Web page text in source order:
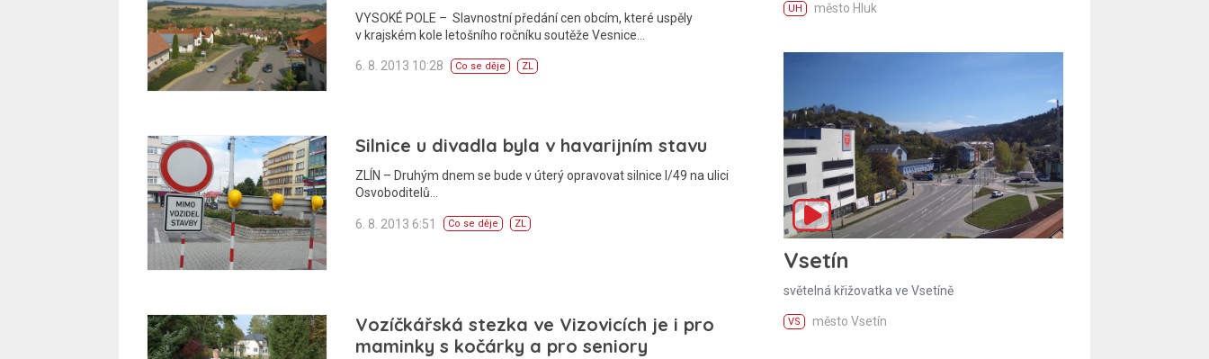
VYSOKÉ POLE – Slavnostní předání cen obcím, které uspěly
v krajském kole letošního ročníku soutěže Vesnice…
6. 8. 2013 10:28 Co se děje ZL
Silnice u divadla byla v havarijním stavu
ZLÍN – Druhým dnem se bude v úterý opravovat silnice I/49 na ulici
Osvoboditelů…
6. 8. 2013 6:51 Co se děje ZL
Vozíčkářská stezka ve Vizovicích je i pro
maminky s kočárky a pro seniory
UH město Hluk
Vsetín
světelná křižovatka ve Vsetíně
VS město Vsetín